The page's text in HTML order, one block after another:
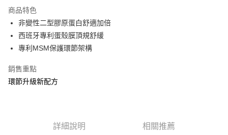
合作金庫商業銀行
華南商業銀行
上海商業儲蓄銀行
國泰世華商業銀行
匯豐（台灣）商業銀行
聯邦商業銀行
台灣樂天信用卡公司
超商取貨付款
LINE Pay
街口支付
商品特色
非變性二型膠原蛋白舒適加倍
西班牙專利蛋殼膜頂規舒緩
專利MSM保護環節架構
銷售重點
環節升級新配方
詳細說明 相關推薦